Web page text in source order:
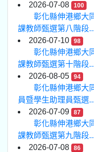
2026-07-08
100
彰化縣伸港鄉大
課教師甄選第八階段...
2026-07-10
98
彰化縣伸港鄉大
課教師甄選第十階段...
2026-08-05
94
彰化縣伸港鄉大
員暨學生助理員甄選...
2026-07-09
87
彰化縣伸港鄉大
課教師甄選第九階段...
2026-07-08
86